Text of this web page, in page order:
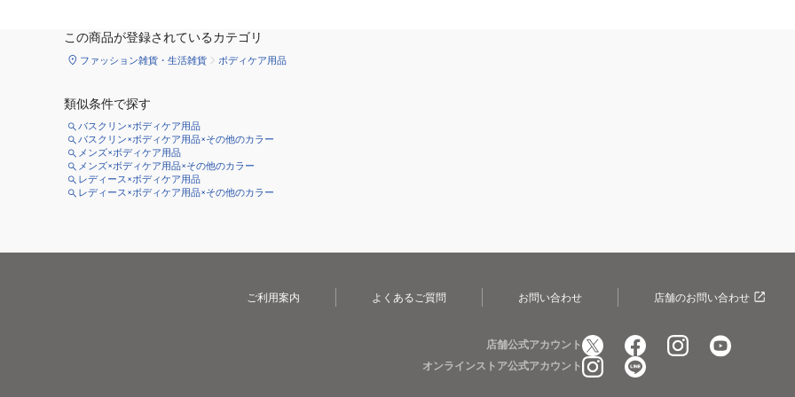
この商品が登録されているカテゴリ
ファッション雑貨・生活雑貨 ボディケア用品
類似条件で探す
バスクリン×ボディケア用品
バスクリン×ボディケア用品×その他のカラー
メンズ×ボディケア用品
メンズ×ボディケア用品×その他のカラー
レディース×ボディケア用品
レディース×ボディケア用品×その他のカラー
ご利用案内 よくあるご質問 お問い合わせ 店舗のお問い合わせ
店舗公式アカウント
オンラインストア公式アカウント